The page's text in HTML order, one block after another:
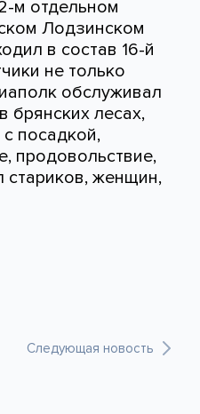
м отдельном
Лодзинском
в состав 16-й
не только
обслуживал
брянских лесах,
посадкой,
продовольствие,
стариков, женщин,
Следующая новость